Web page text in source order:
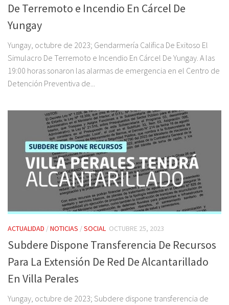
De Terremoto e Incendio En Cárcel De
Yungay
Yungay, octubre de 2023; Gendarmería Califica De Exitoso El
Simulacro De Terremoto e Incendio En Cárcel De Yungay. A las
19:00 horas sonaron las alarmas de emergencia en el Centro de
Detención Preventiva de...
ACTUALIDAD /NOTICIAS /SOCIAL OCTUBRE 25, 2023
Subdere Dispone Transferencia De Recursos
Para La Extensión De Red De Alcantarillado
En Villa Perales
Yungay, octubre de 2023; Subdere dispone transferencia de